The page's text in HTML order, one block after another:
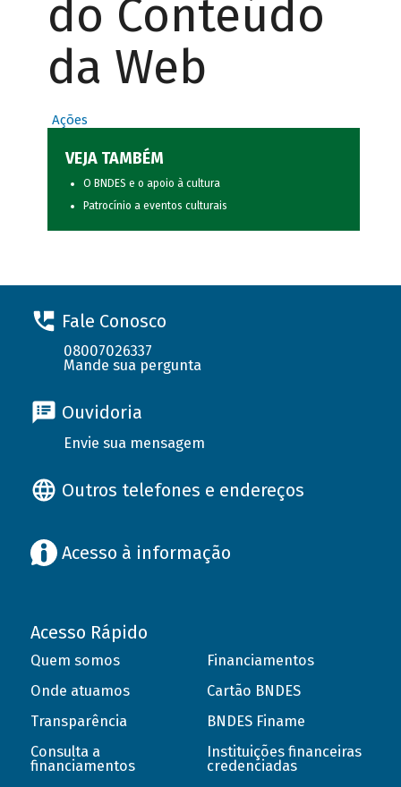
do Conteúdo
da Web
Ações
VEJA TAMBÉM
O BNDES e o apoio à cultura
Patrocínio a eventos culturais
Fale Conosco
08007026337
Mande sua pergunta
Ouvidoria
Envie sua mensagem
Outros telefones e endereços
Acesso à informação
Acesso Rápido
Quem somos
Onde atuamos
Transparência
Consulta a
financiamentos
Financiamentos
Cartão BNDES
BNDES Finame
Instituições financeiras
credenciadas